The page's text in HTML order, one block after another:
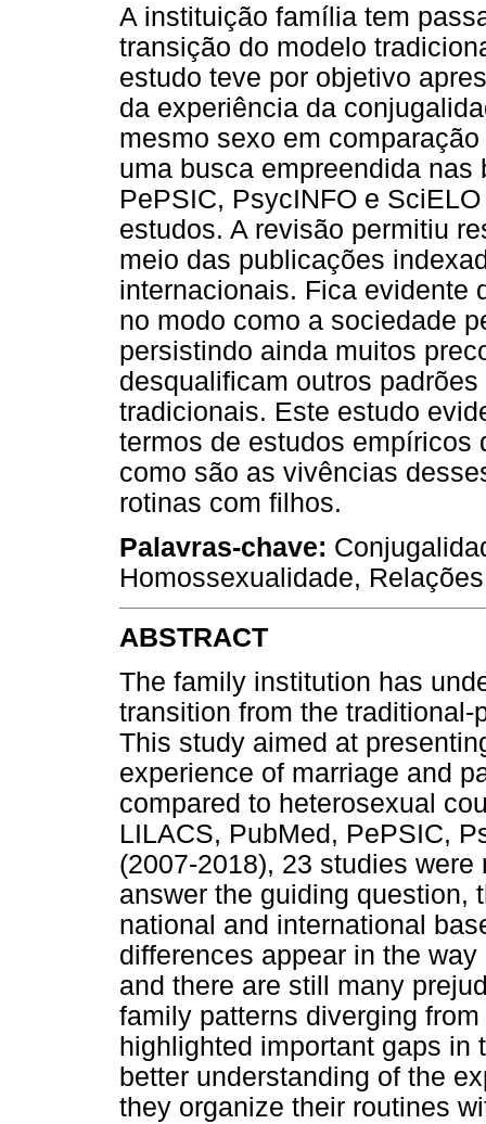
A instituição família tem
transição do modelo
estudo teve por objetivo
da experiência da
mesmo sexo em
uma busca empreendida
PePSIC, PsycINFO e
estudos. A revisão permitiu
meio das publicações
internacionais. Fica evidente
no modo como a sociedade
persistindo ainda muitos
desqualificam outros
tradicionais. Este estudo
termos de estudos empíricos
como são as vivências
rotinas com filhos.
Palavras-chave:
Homossexualidade,
ABSTRACT
The family institution has
transition from the
This study aimed at
experience of marriage and
compared to heterosexual
LILACS, PubMed, PePSIC,
(2007-2018), 23 studies
answer the guiding question,
national and international
differences appear in the
and there are still many
family patterns diverging
highlighted important gaps
better understanding of the
they organize their routines